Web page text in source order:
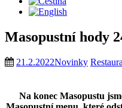
Masopustní hody
21.2.2022Novinky
Na konec Masopustu